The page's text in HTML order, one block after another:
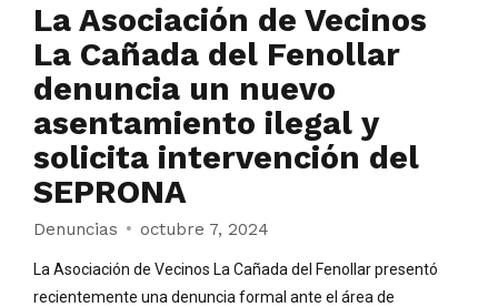
La Asociación de Vecinos
La Cañada del Fenollar
denuncia un nuevo
asentamiento ilegal y
solicita intervención del
SEPRONA
Denuncias octubre 7, 2024
La Asociación de Vecinos La Cañada del Fenollar presentó
recientemente una denuncia formal ante el área de